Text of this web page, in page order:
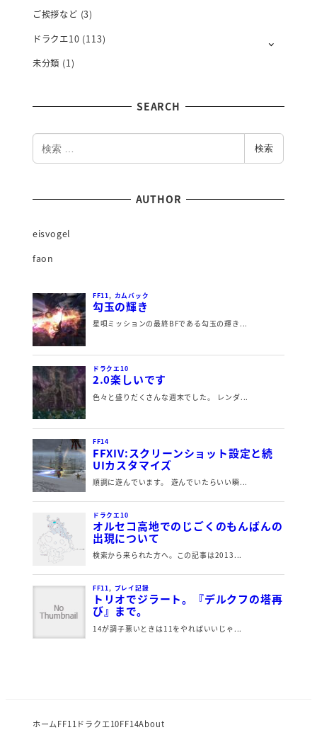
ご挨拶など (3)
ドラクエ10 (113)
未分類 (1)
SEARCH
検
検索
AUTHOR
eisvogel
faon
ホームFF11 ドラクエ10FF14About